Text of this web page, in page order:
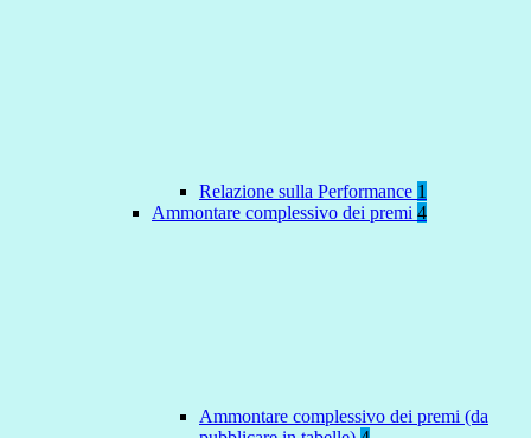
Relazione sulla Performance 1
Ammontare complessivo dei premi 4
Ammontare complessivo dei premi (da